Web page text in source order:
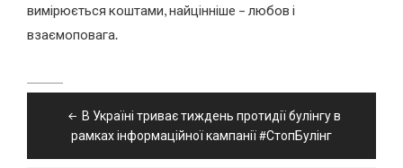
вимірюється коштами, найцінніше – любов і
взаємоповага.
записівВ Україні триває тиждень протидії булінгу в
рамках інформаційної кампанії #СтопБулінг